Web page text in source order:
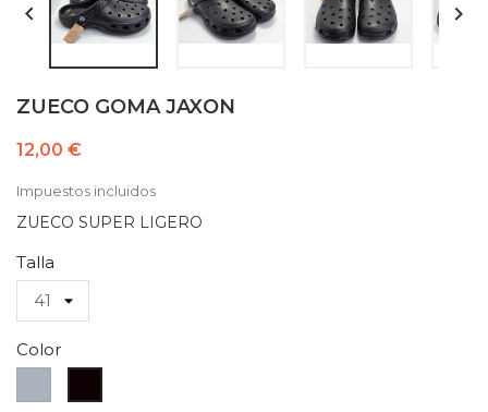
 
ZUECO GOMA JAXON
12,00 €
Impuestos incluidos
ZUECO SUPER LIGERO
Talla
Color